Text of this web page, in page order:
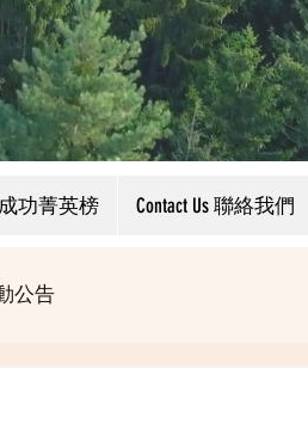
成功菁英榜 Contact Us 聯絡我們
公告